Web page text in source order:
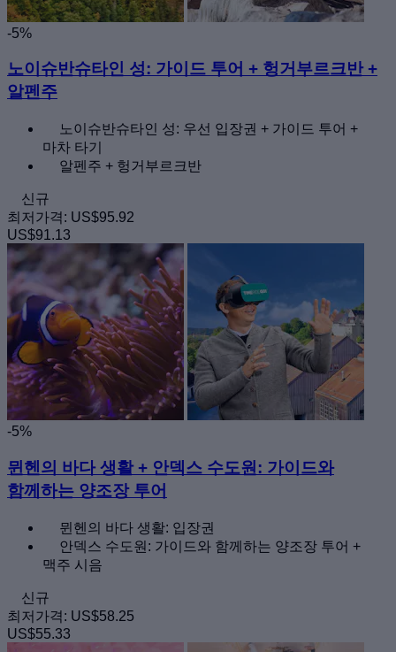
-5%
노이슈반슈타인 성: 가이드 투어 + 헝거부르크반 +
알펜주
노이슈반슈타인 성: 우선 입장권 + 가이드 투어 +
마차 타기
알펜주 + 헝거부르크반
신규
최저가격: US$95.92
US$91.13
-5%
뮌헨의 바다 생활 + 안덱스 수도원: 가이드와
함께하는 양조장 투어
뮌헨의 바다 생활: 입장권
안덱스 수도원: 가이드와 함께하는 양조장 투어 +
맥주 시음
신규
최저가격: US$58.25
US$55.33